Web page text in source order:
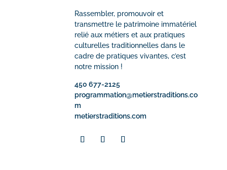
Rassembler, promouvoir et
transmettre le patrimoine immatériel
relié aux métiers et aux pratiques
culturelles traditionnelles dans le
cadre de pratiques vivantes, c’est
notre mission !
450 677-2125
programmation@metierstraditions.co
m
metierstraditions.com